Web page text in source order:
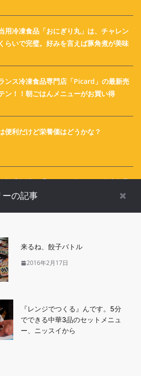
用冷凍食品「おにぎり丸」は、チャレン
らいで完璧。好みを言えば豚角煮が美味
ンス冷凍食品専門店「Picard」の最新売
ン！！朝ごはんメニューがお買い得
便利だけど栄養価はどうかな？
疑惑解消？「マツコの知らない冷凍食品
降売れている
マヨ」、肉巻きポテト→「ポテト肉巻
場！ キンレイ「お水がいらない 天下
ーの記事
来るね、餃子バトル
2016年2月17日
『レンジでつくる』んです。5分
でできる中華3品のセットメニュ
ー、ニッスイから